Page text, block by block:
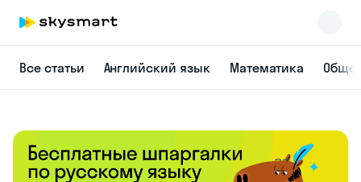
Все статьи Английский язык Математика